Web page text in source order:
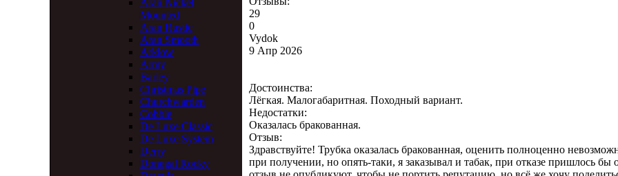
Aran Nickel
Mounted
Aran Rustic
Aran Smooth
Arklow
Army
Barley
Christmas Pipe
Churchwarden
Cobble
De Luxe Classic
De Luxe System
Derry
Donegal Rocky
29
0
Vydok
9 Апр 2026
Достоинства:
Лёгкая. Малогабаритная. Походный вариант.
Недостатки:
Оказалась бракованная.
Отзыв:
Здравствуйте! Трубка оказалась бракованная, оценить полноценно
при получении, но опять-таки, я заказывал и табак, при отказе пришлось